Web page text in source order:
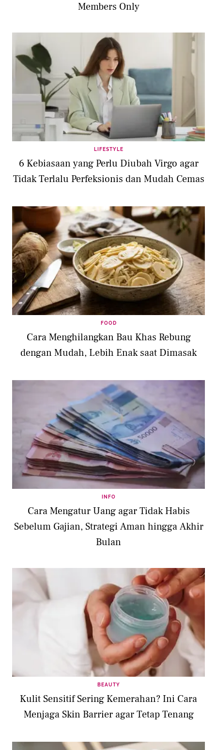
Members Only
LIFESTYLE
6 Kebiasaan yang Perlu Diubah Virgo agar
Tidak Terlalu Perfeksionis dan Mudah Cemas
FOOD
Cara Menghilangkan Bau Khas Rebung
dengan Mudah, Lebih Enak saat Dimasak
INFO
Cara Mengatur Uang agar Tidak Habis
Sebelum Gajian, Strategi Aman hingga Akhir
Bulan
BEAUTY
Kulit Sensitif Sering Kemerahan? Ini Cara
Menjaga Skin Barrier agar Tetap Tenang